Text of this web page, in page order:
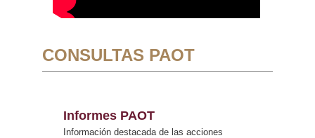
CONSULTAS PAOT
Informes PAOT
Información destacada de las acciones